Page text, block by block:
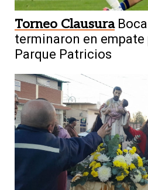
Torneo Clausura
terminaron en empate
Parque Patricios